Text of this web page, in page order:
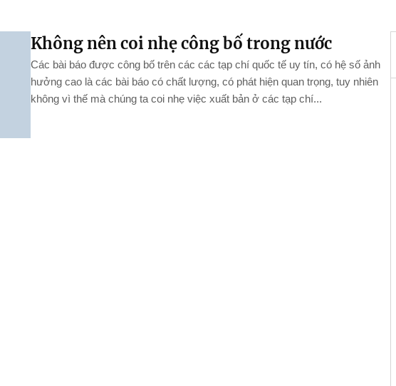
Không nên coi nhẹ công bố trong nước
Các bài báo được công bố trên các các tạp chí quốc tế uy tín, có hệ số ảnh
hưởng cao là các bài báo có chất lượng, có phát hiện quan trọng, tuy nhiên
không vì thế mà chúng ta coi nhẹ việc xuất bản ở các tạp chí...